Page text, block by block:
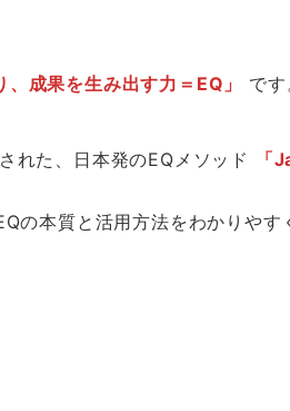
、成果を生み出す力＝EQ」 です
れた、日本発のEQメソッド 「
の本質と活用方法をわかりやす